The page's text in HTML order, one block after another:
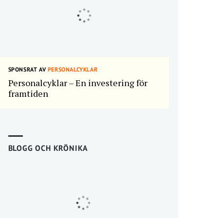
SPONSRAT AVPERSONALCYKLAR
Personalcyklar – En investering för
framtiden
BLOGG OCH KRÖNIKA